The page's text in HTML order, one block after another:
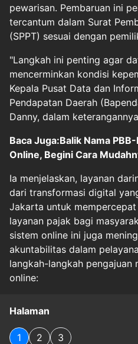
pewarisan. Pembaruan ini
tercantum dalam Surat
(SPPT) sesuai dengan
"Langkah ini penting agar
mencerminkan kondisi
Kepala Pusat Data dan
Pendapatan Daerah
Danny, dalam
Baca Juga:Balik Nama
Online, Begini Cara
Ia menjelaskan, layanan
dari transformasi digital
Jakarta untuk
layanan pajak bagi
sistem online ini juga
akuntabilitas dalam
langkah-langkah pengajuan
online:
Halaman
1 2 3